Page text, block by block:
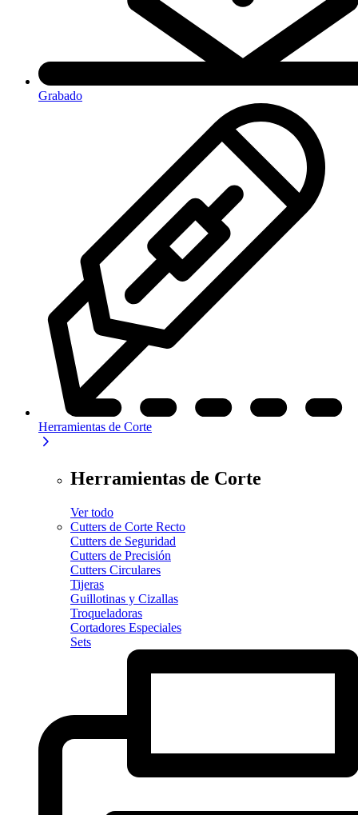
Grabado
Herramientas de Corte
Herramientas de Corte
Ver todo
Cutters de Corte Recto
Cutters de Seguridad
Cutters de Precisión
Cutters Circulares
Tijeras
Guillotinas y Cizallas
Troqueladoras
Cortadores Especiales
Sets